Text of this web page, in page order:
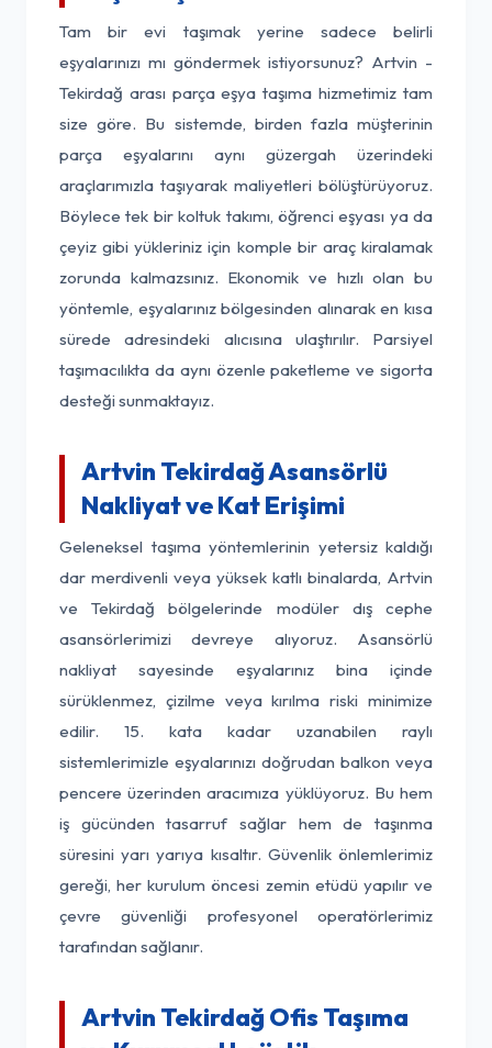
Tam bir evi taşımak yerine sadece belirli
eşyalarınızı mı göndermek istiyorsunuz? Artvin -
Tekirdağ arası parça eşya taşıma hizmetimiz tam
size göre. Bu sistemde, birden fazla müşterinin
parça eşyalarını aynı güzergah üzerindeki
araçlarımızla taşıyarak maliyetleri bölüştürüyoruz.
Böylece tek bir koltuk takımı, öğrenci eşyası ya da
çeyiz gibi yükleriniz için komple bir araç kiralamak
zorunda kalmazsınız. Ekonomik ve hızlı olan bu
yöntemle, eşyalarınız bölgesinden alınarak en kısa
sürede adresindeki alıcısına ulaştırılır. Parsiyel
taşımacılıkta da aynı özenle paketleme ve sigorta
desteği sunmaktayız.
Artvin Tekirdağ Asansörlü
Nakliyat ve Kat Erişimi
Geleneksel taşıma yöntemlerinin yetersiz kaldığı
dar merdivenli veya yüksek katlı binalarda, Artvin
ve Tekirdağ bölgelerinde modüler dış cephe
asansörlerimizi devreye alıyoruz. Asansörlü
nakliyat sayesinde eşyalarınız bina içinde
sürüklenmez, çizilme veya kırılma riski minimize
edilir. 15. kata kadar uzanabilen raylı
sistemlerimizle eşyalarınızı doğrudan balkon veya
pencere üzerinden aracımıza yüklüyoruz. Bu hem
iş gücünden tasarruf sağlar hem de taşınma
süresini yarı yarıya kısaltır. Güvenlik önlemlerimiz
gereği, her kurulum öncesi zemin etüdü yapılır ve
çevre güvenliği profesyonel operatörlerimiz
tarafından sağlanır.
Artvin Tekirdağ Ofis Taşıma